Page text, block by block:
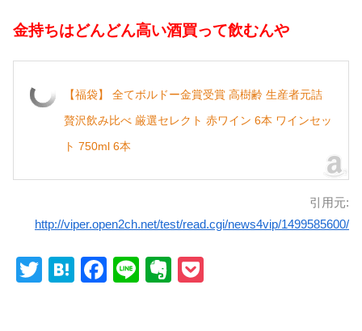
金持ちはどんどん高い酒買って飲むんや
【福袋】 全てボルドー金賞受賞 高樹齢 生産者元詰
贅沢飲み比べ 厳選セレクト 赤ワイン 6本 ワインセッ
ト 750ml 6本
引用元:
http://viper.open2ch.net/test/read.cgi/news4vip/1499585600/
T
H
F
Li
E